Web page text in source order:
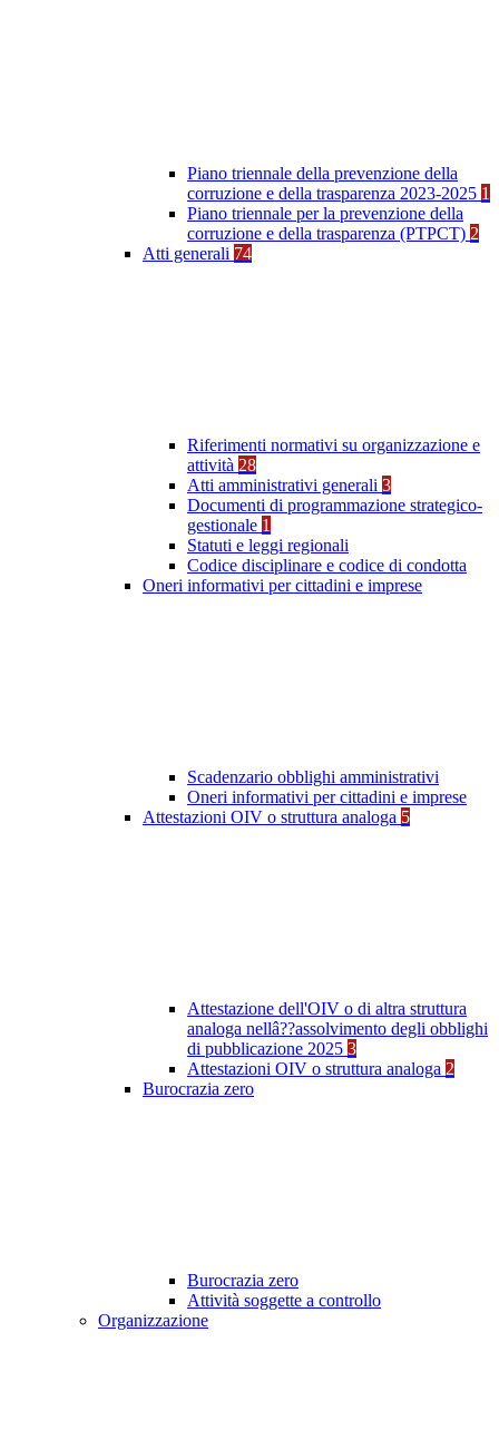
Piano triennale della prevenzione della
corruzione e della trasparenza 2023-2025 1
Piano triennale per la prevenzione della
corruzione e della trasparenza (PTPCT) 2
Atti generali 74
Riferimenti normativi su organizzazione e
attività 28
Atti amministrativi generali 3
Documenti di programmazione strategico-
gestionale 1
Statuti e leggi regionali
Codice disciplinare e codice di condotta
Oneri informativi per cittadini e imprese
Scadenzario obblighi amministrativi
Oneri informativi per cittadini e imprese
Attestazioni OIV o struttura analoga 5
Attestazione dell'OIV o di altra struttura
analoga nellâ??assolvimento degli obblighi
di pubblicazione 2025 3
Attestazioni OIV o struttura analoga 2
Burocrazia zero
Burocrazia zero
Attività soggette a controllo
Organizzazione